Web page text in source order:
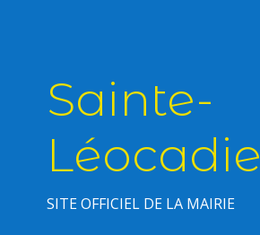
Sainte-
Léocadie
SITE OFFICIEL DE LA MAIRIE